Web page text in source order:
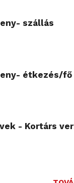
szállás
étkezés/fő
- Kortárs